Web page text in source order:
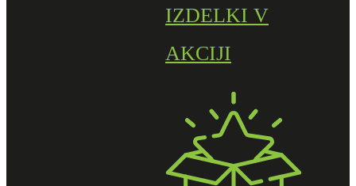
IZDELKI V
AKCIJI